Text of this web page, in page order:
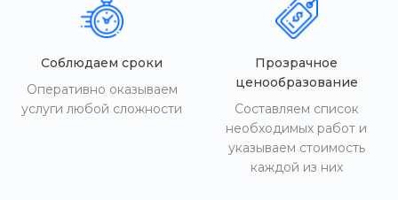
Соблюдаем сроки
Оперативно оказываем
услуги любой сложности
Прозрачное
ценообразование
Составляем список
необходимых работ и
указываем стоимость
каждой из них